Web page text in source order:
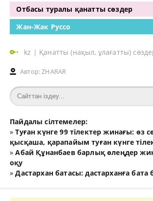
Отбасы туралы қанатты сөздер
Жан-Жак Руссо
kz | Қанатты (нақыл, ұлағатты)
Автор:ZHARAR
Пайдалы сілтемелер:
»Туған күнге 99 тілектер жинағы: өз
қысқаша, қарапайым туған күнге
»Абай Құнанбаев барлық өлеңдер
оқу
»Дастархан батасы: дастарханға бата